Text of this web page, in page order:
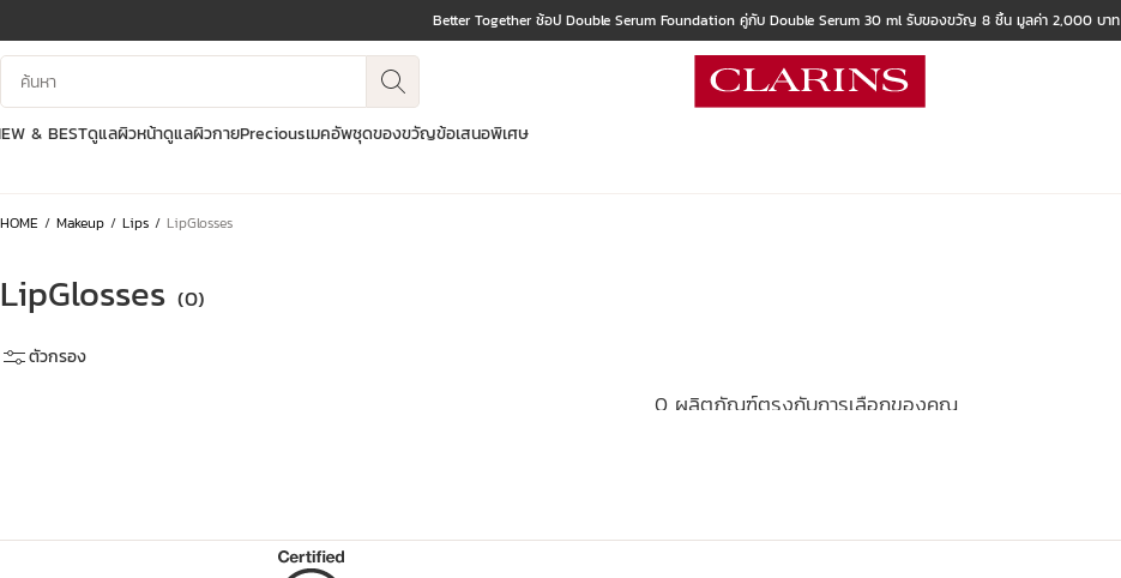
ข้ามไปยังเนื้อหา
Better Together ช้อป Double Serum Foundation คู่กับ Double Serum 30 ml รับของขวัญ 8 ชิ้น มูลค่า 2,000 บาท
บันทึกข้อมูลค้นหา
& BESTดูแลผิวหน้าดูแลผิวกายPreciousเมคอัพชุดของขวัญข้อเสนอพิเศษ
HOME Makeup Lips LipGlosses
LipGlosses (0)
ตัวกรอง
0 ผลิตภัณฑ์ตรงกับการเลือกของคุณ